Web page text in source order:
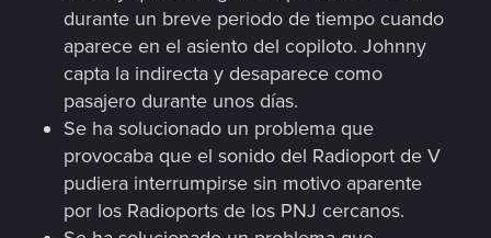
durante un breve periodo de tiempo cuando
aparece en el asiento del copiloto. Johnny
capta la indirecta y desaparece como
pasajero durante unos días.
Se ha solucionado un problema que
provocaba que el sonido del Radioport de V
pudiera interrumpirse sin motivo aparente
por los Radioports de los PNJ cercanos.